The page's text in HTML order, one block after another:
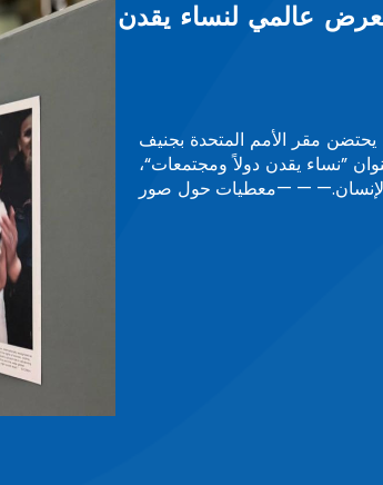
من التعذيب
على رأس الشبكة الإفريقية
للآليات الوطنية للوقاية من التعذيب بإفريقيا، اليوم الجمعة 26 يونيو الجاري، بالعاصمة الرواندية
للشبكة، حيث منحت لجنة الإشراف